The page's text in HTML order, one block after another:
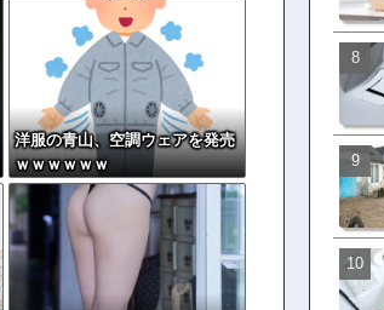
洋服の青山、空調ウェアを発売
ｗｗｗｗｗｗ